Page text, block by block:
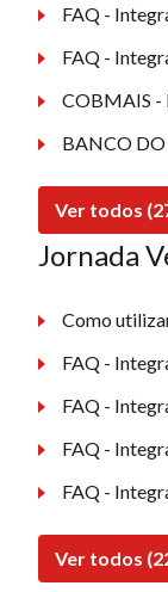
FAQ -
FAQ -
COBMAIS -
BANCO DO
Ver todos
Jornada
Como
FAQ -
FAQ -
FAQ -
FAQ -
Ver todos